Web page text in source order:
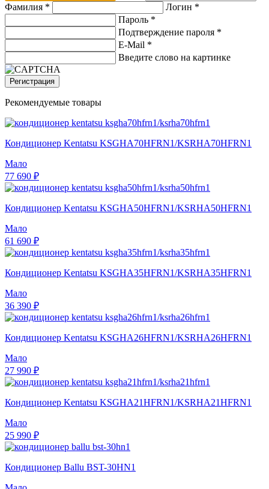
Фамилия *
Логин *
Пароль *
Подтверждение пароля *
E-Mail *
Введите слово на картинке
Регистрация
Рекомендуемые товары
Кондиционер Kentatsu KSGHA70HFRN1/KSRHA70HFRN1
Мало
77 690 ₽
Кондиционер Kentatsu KSGHA50HFRN1/KSRHA50HFRN1
Мало
61 690 ₽
Кондиционер Kentatsu KSGHA35HFRN1/KSRHA35HFRN1
Мало
36 390 ₽
Кондиционер Kentatsu KSGHA26HFRN1/KSRHA26HFRN1
Мало
27 990 ₽
Кондиционер Kentatsu KSGHA21HFRN1/KSRHA21HFRN1
Мало
25 990 ₽
Кондиционер Ballu BST-30HN1